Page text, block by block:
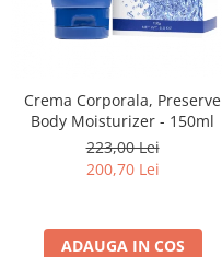
Crema Corporala, Preserve
Body Moisturizer - 150ml
223,00 Lei
200,70 Lei
ADAUGA IN COS